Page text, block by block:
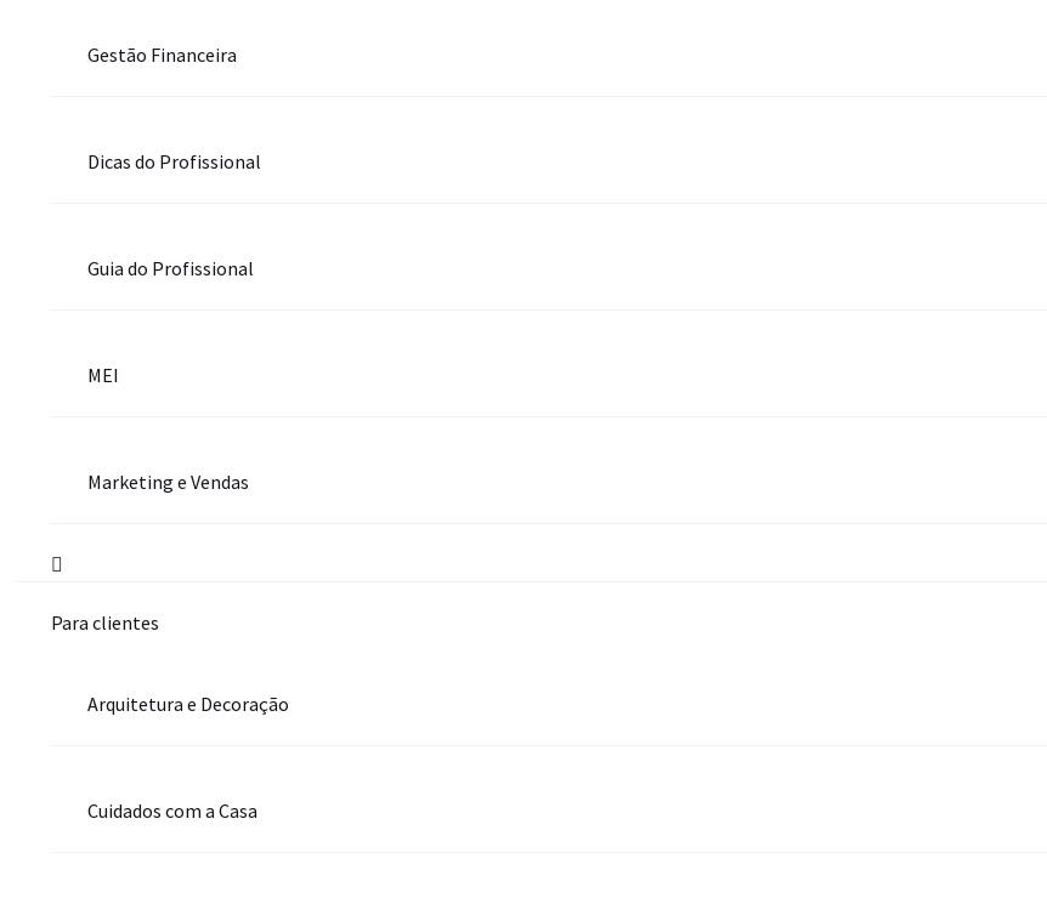
Gestão Financeira
Dicas do Profissional
Guia do Profissional
MEI
Marketing e Vendas
Para clientes
Arquitetura e Decoração
Cuidados com a Casa